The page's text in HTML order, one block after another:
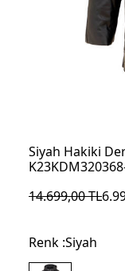
Siyah Hakiki
14.699,00TL
Renk :Siyah